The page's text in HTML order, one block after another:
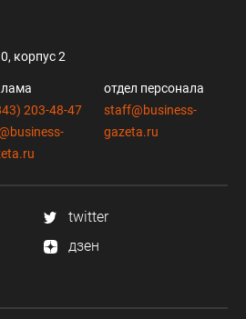
корпус 2
203-48-47
отдел персонала
staff@business-
gazeta.ru
twitter
дзен